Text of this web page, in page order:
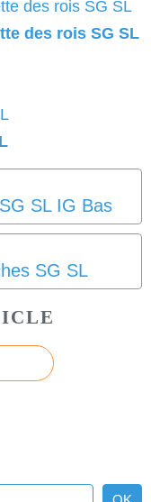
des rois SG SL
SL IG Bas
SG SL